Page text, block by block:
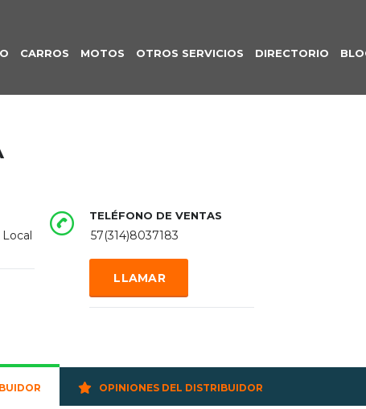
CARROS MOTOS OTROS SERVICIOS DIRECTORIO
TELÉFONO DE VENTAS
57(314)8037183
LLAMAR
OPINIONES DEL DISTRIBUIDOR